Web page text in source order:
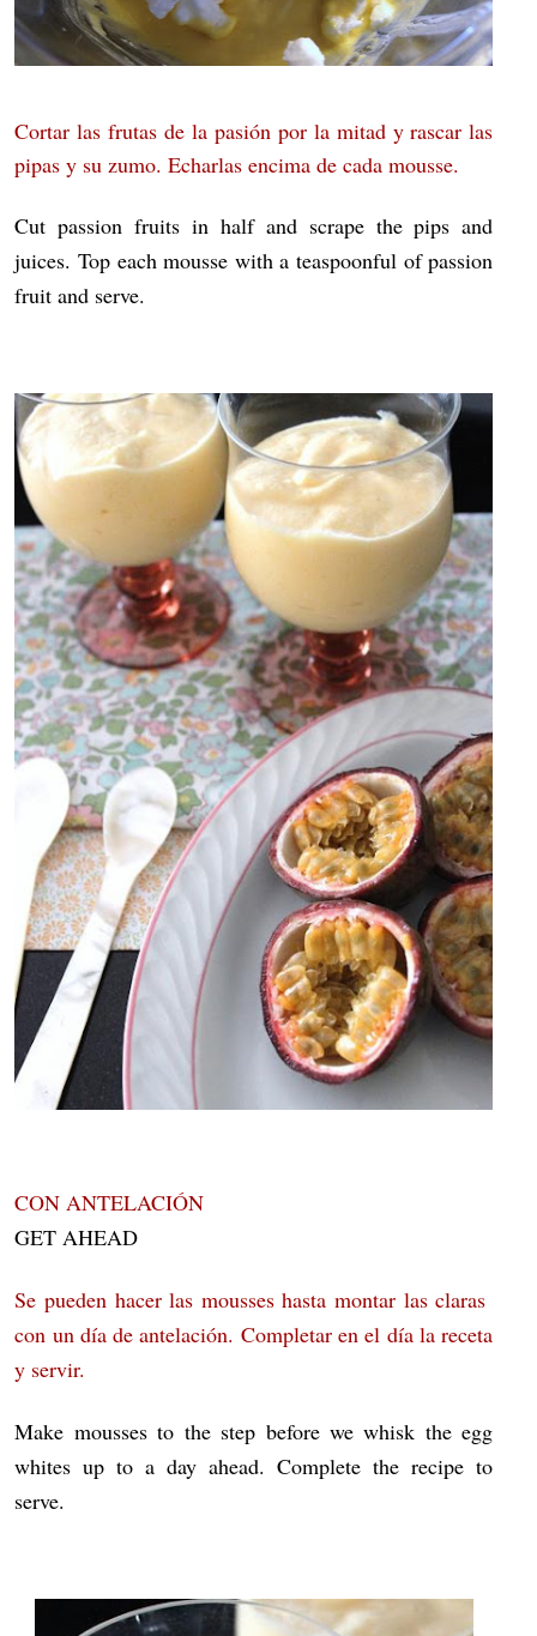
Cortar las frutas de la pasión por la mitad y rascar las
pipas y su zumo. Echarlas encima de cada mousse.
Cut passion fruits in half and scrape the pips and
juices. Top each mousse with a teaspoonful of passion
fruit and serve.
CON ANTELACIÓN
GET AHEAD
Se pueden hacer las mousses hasta montar las claras
con un día de antelación. Completar en el día la receta
y servir.
Make mousses to the step before we whisk the egg
whites up to a day ahead. Complete the recipe to
serve.